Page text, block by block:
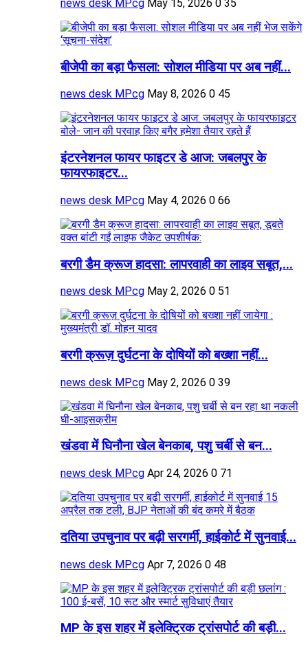
news desk MPcg May 15, 2026 0 35
बीजेपी का बड़ा फैसला: सोशल मीडिया पर अब नहीं...
news desk MPcg May 8, 2026 0 45
इंटरनेशनल फायर फाइटर डे आज: जबलपुर के
फायरफाइटर...
news desk MPcg May 4, 2026 0 66
बरगी डैम क्रूज हादसा: लापरवाही का लाइव सबूत,...
news desk MPcg May 2, 2026 0 51
बरगी क्रूज़ दुर्घटना के दोषियों को बख्शा नहीं...
news desk MPcg May 2, 2026 0 39
खंडवा में घिनौना खेल बेनकाब, पशु चर्बी से बन...
news desk MPcg Apr 24, 2026 0 71
दतिया उपचुनाव पर बढ़ी सरगर्मी, हाईकोर्ट में सुनवाई...
news desk MPcg Apr 7, 2026 0 48
MP के इस शहर में इलेक्ट्रिक ट्रांसपोर्ट की बड़ी...